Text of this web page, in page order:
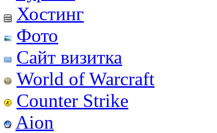
Хостинг
Фото
Сайт визитка
World of Warcraft
Counter Strike
Aion